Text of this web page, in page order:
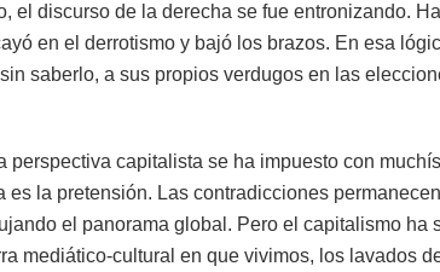
el discurso de la derecha se fue entronizando.
en el derrotismo y bajó los brazos. En esa
saberlo, a sus propios verdugos en las
perspectiva capitalista se ha impuesto con
la pretensión. Las contradicciones
el panorama global. Pero el capitalismo ha
mediático-cultural en que vivimos, los lavados